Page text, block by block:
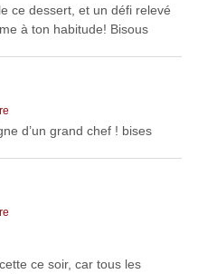
ce dessert, et un défi relevé
à ton habitude! Bisous
d’un grand chef ! bises
ce soir, car tous les